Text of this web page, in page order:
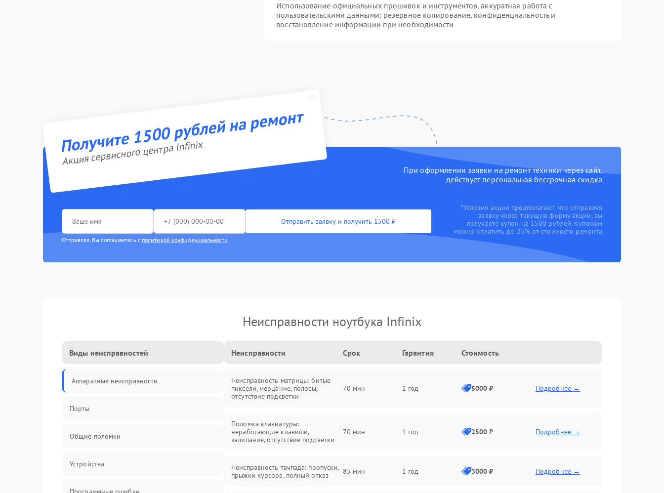
Использование официальных прошивок и инструментов, аккуратная работа с
пользовательскими данными: резервное копирование, конфиденциальность и
восстановление информации при необходимости
Получите 1500 рублей на ремонт
Акция сервисного центра Infinix
При оформлении заявки на ремонт техники через сайт,
действует персональная бессрочная скидка
Отправить заявку и получить 1500 ₽
Отправляя, Вы соглашаетесь с политикой конфиденциальности
*Условия акции предполагают, что отправляя
заявку через текущую форму акции, вы
получаете купон на 1500 рублей. Купоном
можно оплатить до 25% от стоимости ремонта
Неисправности ноутбука Infinix
Виды неисправностей
Аппаратные неисправности
Порты
Общие поломки
Устройства
Неисправности Срок Гарантия Стоимость
Неисправность матрицы: битые
пиксели, мерцание, полосы,
отсутствие подсветки
70 мин 1 год 5000 ₽ Подробнее →
Поломка клавиатуры:
неработающие клавиши,
залипание, отсутствие подсветки
70 мин 1 год 2500 ₽ Подробнее →
Неисправность тачпада: пропуски,
прыжки курсора, полный отказ
85 мин 1 год 3000 ₽ Подробнее →